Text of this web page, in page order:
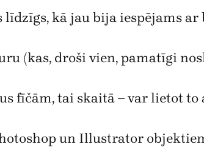
kā jau bija iespējams
(kas, droši vien, pamatīgi
fīčām, tai skaitā – var lietot to
un Illustrator